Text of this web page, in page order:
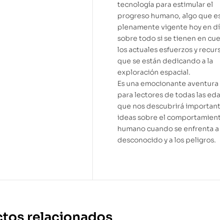
tecnología para estimular el
progreso humano, algo que
plenamente vigente hoy en
sobre todo si se tienen en
los actuales esfuerzos y
que se están dedicando a la
exploración espacial.
Es una emocionante aventura
para lectores de todas las
que nos descubrirá
ideas sobre el
humano cuando se enfrenta
desconocido y a los peligros.